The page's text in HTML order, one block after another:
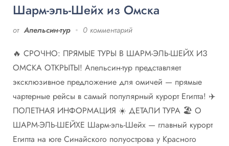
Шарм-эль-Шейх из Омска
от Апельсин-тур 0 комментарий
🔥 СРОЧНО: ПРЯМЫЕ ТУРЫ В ШАРМ-ЭЛЬ-ШЕЙХ ИЗ
ОМСКА ОТКРЫТЫ! Апельсин-тур представляет
эксклюзивное предложение для омичей — прямые
чартерные рейсы в самый популярный курорт Египта! ✈️
ПОЛЕТНАЯ ИНФОРМАЦИЯ ☀️ ДЕТАЛИ ТУРА 🏖️ О
ШАРМ-ЭЛЬ-ШЕЙХЕ Шарм-эль-Шейх — главный курорт
Египта на юге Синайского полуострова у Красного